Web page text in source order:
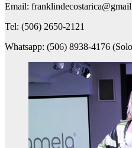
Email:
Tel: (506) 2650-2121
Whatsapp: (506) 8938-4176